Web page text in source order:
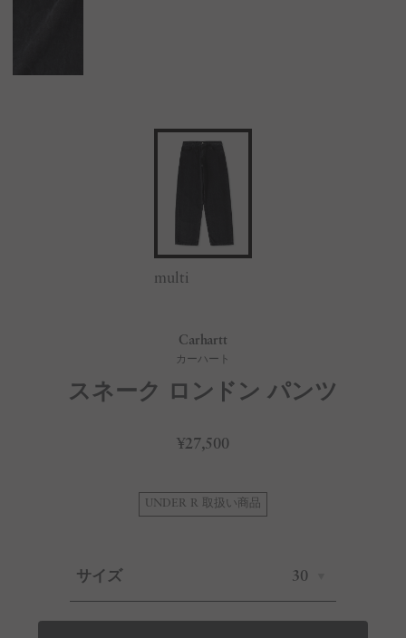
multi
Carhartt
カーハート
スネーク ロンドン パンツ
¥27,500
UNDER R 取扱い商品
サイズ 30